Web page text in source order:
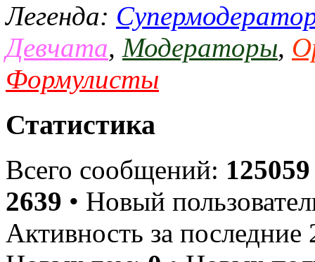
Легенда:
Девчата, Модераторы,
Формулисты
Статистика
Всего сообщений: 125059
2639 • Новый
Активность за